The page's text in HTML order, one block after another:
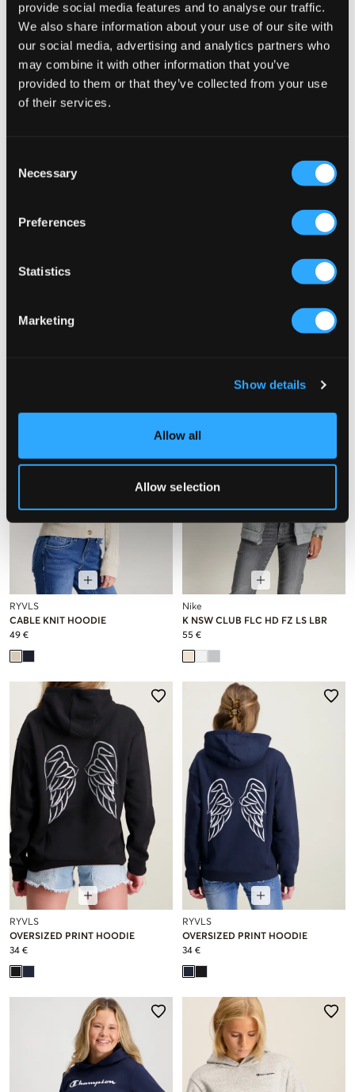
provide social media features and to analyse our traffic.
We also share information about your use of our site with
our social media, advertising and analytics partners who
may combine it with other information that you’ve
provided to them or that they’ve collected from your use
of their services.
Selection
Necessary
Preferences
Statistics
Marketing
Show details
Allow all
Allow selection
NIEUW
Levi's
39 €
RYVLS
CABLE KNIT HOODIE
49 €
Nike
K NSW CLUB FLC HD FZ LS LBR
55 €
RYVLS
OVERSIZED PRINT HOODIE
34 €
RYVLS
OVERSIZED PRINT HOODIE
34 €